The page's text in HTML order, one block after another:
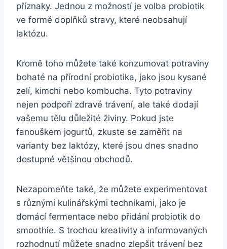
příznaky. Jednou z možností je volba probiotik
ve formě doplňků stravy, které neobsahují
laktózu.
Kromě toho můžete také konzumovat potraviny
bohaté na přírodní probiotika, jako jsou kysané
zelí, kimchi nebo kombucha. Tyto potraviny
nejen podpoří zdravé trávení, ale také dodají
vašemu tělu důležité živiny. Pokud jste
fanouškem jogurtů, zkuste se zaměřit na
varianty bez laktózy, které jsou dnes snadno
dostupné většinou obchodů.
Nezapomeňte také, že můžete experimentovat
s různými kulinářskými technikami, jako je
domácí fermentace nebo přidání probiotik do
smoothie. S trochou kreativity a informovaných
rozhodnutí můžete snadno zlepšit trávení bez